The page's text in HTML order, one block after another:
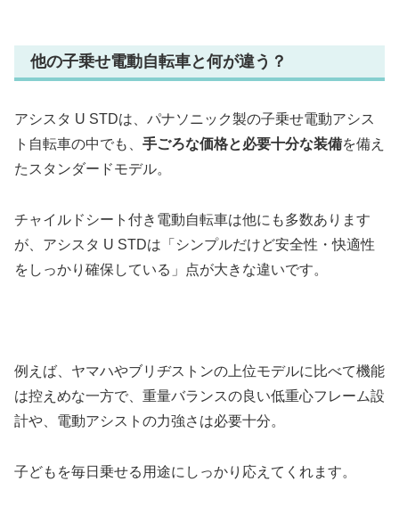
他の子乗せ電動自転車と何が違う？
アシスタ U STDは、パナソニック製の子乗せ電動アシス
ト自転車の中でも、 手ごろな価格と必要十分な装備を備え
たスタンダードモデル。
チャイルドシート付き電動自転車は他にも多数あります
が、アシスタ U STDは「シンプルだけど安全性・快適性
をしっかり確保している」点が大きな違いです。
例えば、ヤマハやブリヂストンの上位モデルに比べて機能
は控えめな一方で、重量バランスの良い低重心フレーム設
計や、電動アシストの力強さは必要十分。
子どもを毎日乗せる用途にしっかり応えてくれます。